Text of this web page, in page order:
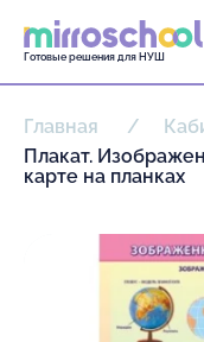
Готовые решения для НУШ
Главная
Плакат.
карте на планках